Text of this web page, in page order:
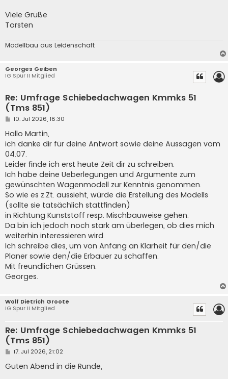
Viele Grüße
Torsten
Modellbau aus Leidenschaft
Georges Geiben
IG Spur II Mitglied
Re: Umfrage Schiebedachwagen Kmmks 51
(Tms 851)
B
i
t
r
a
g
10. Jul 2026, 18:30
Hallo Martin,
ich danke dir für deine Antwort sowie deine Aussagen vom
04.07.
Leider finde ich erst heute Zeit dir zu schreiben.
Ich habe deine Ueberlegungen und Argumente zum
gewünschten Wagenmodell zur Kenntnis genommen.
So wie es z.Zt. aussieht, würde die Erstellung des Modells
(sollte sie tatsächlich stattfinden)
in Richtung Kunststoff resp. Mischbauweise gehen.
Da bin ich jedoch noch stark am überlegen, ob dies mich
weiterhin interessieren wird.
Ich schreibe dies, um von Anfang an Klarheit für den/die
Planer sowie den/die Erbauer zu schaffen.
Mit freundlichen Grüssen.
Georges.
Wolf Dietrich Groote
IG Spur II Mitglied
Re: Umfrage Schiebedachwagen Kmmks 51
(Tms 851)
B
i
t
17. Jul 2026, 21:02
Guten Abend in die Runde,